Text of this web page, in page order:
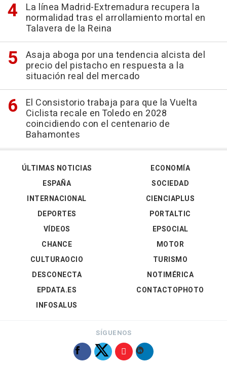
La línea Madrid-Extremadura recupera la
normalidad tras el arrollamiento mortal en
Talavera de la Reina
Asaja aboga por una tendencia alcista del
precio del pistacho en respuesta a la
situación real del mercado
El Consistorio trabaja para que la Vuelta
Ciclista recale en Toledo en 2028
coincidiendo con el centenario de
Bahamontes
ÚLTIMAS NOTICIAS
ESPAÑA
INTERNACIONAL
DEPORTES
VÍDEOS
ECONOMÍA
SOCIEDAD
CIENCIAPLUS
PORTALTIC
EPSOCIAL
CHANCE
CULTURAOCIO
DESCONECTA
EPDATA.ES
INFOSALUS
MOTOR
TURISMO
NOTIMÉRICA
CONTACTOPHOTO
SÍGUENOS